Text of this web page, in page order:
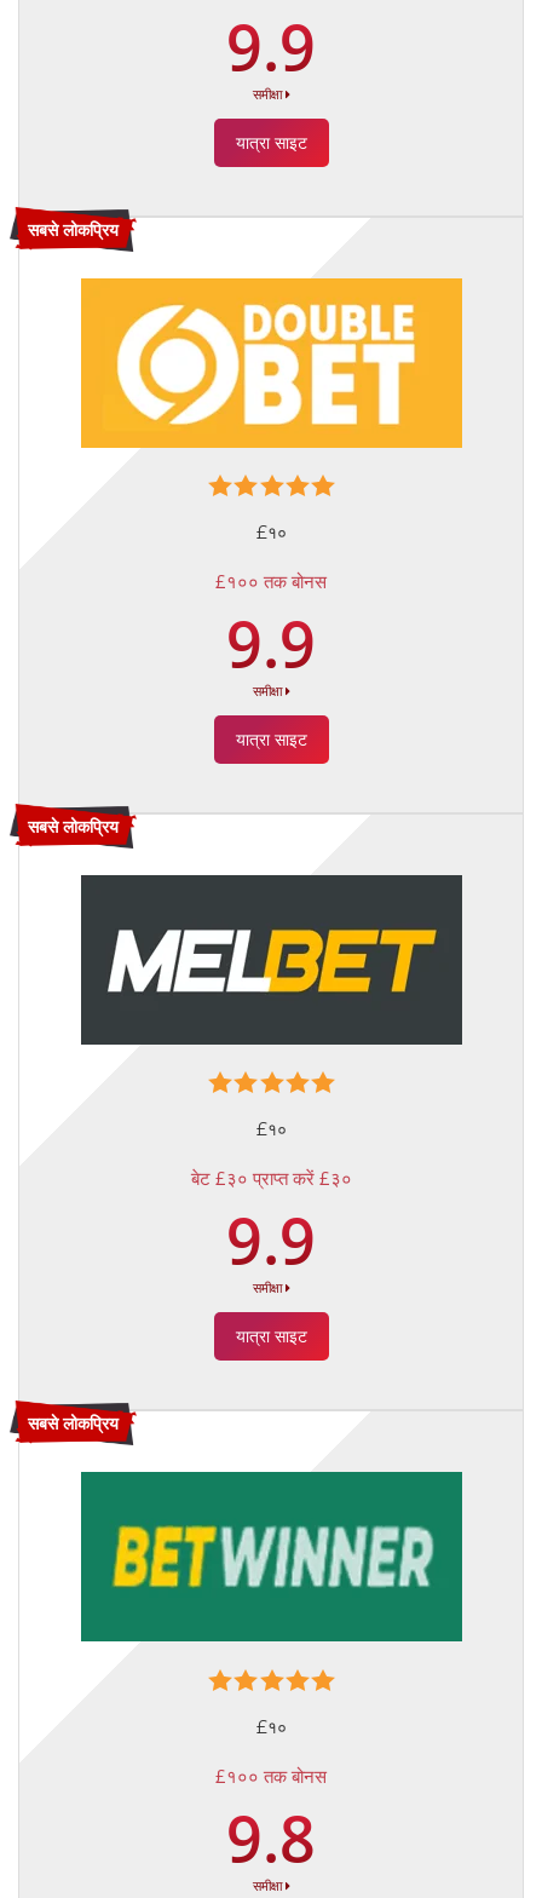
9.9
समीक्षा
यात्रा साइट
सबसे लोकप्रिय
£१०
£१०० तक बोनस
9.9
समीक्षा
यात्रा साइट
सबसे लोकप्रिय
£१०
बेट £३० प्राप्त करें £३०
9.9
समीक्षा
यात्रा साइट
सबसे लोकप्रिय
£१०
£१०० तक बोनस
9.8
समीक्षा